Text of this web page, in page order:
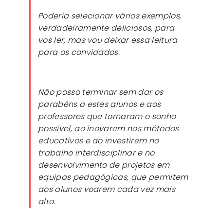
Poderia selecionar vários exemplos,
verdadeiramente deliciosos, para
vos ler, mas vou deixar essa leitura
para os convidados.
Não posso terminar sem dar os
parabéns a estes alunos e aos
professores que tornaram o sonho
possível, ao inovarem nos métodos
educativos e ao investirem no
trabalho interdisciplinar e no
desenvolvimento de projetos em
equipas pedagógicas, que permitem
aos alunos voarem cada vez mais
alto.